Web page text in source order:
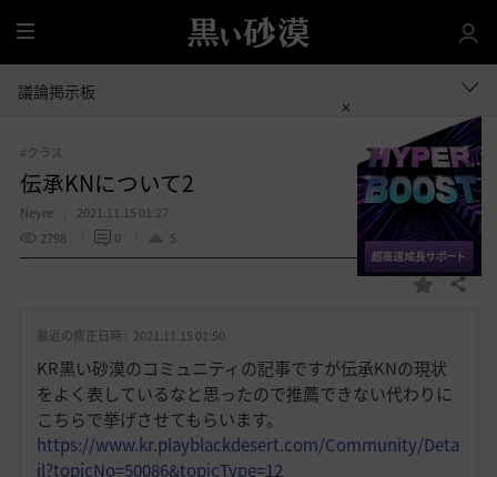
全
体
議論掲示板
#クラス
伝承KNについて2
Neyre
2021.11.15 01:27
2798
0 5
お
入
り
共有する
最近の修正日時 : 2021.11.15 01:50
KR黒い砂漠のコミュニティの記事ですが伝承KNの現状
をよく表しているなと思ったので推薦できない代わりに
こちらで挙げさせてもらいます。
https://www.kr.playblackdesert.com/Community/Deta
il?topicNo=50086&topicType=12